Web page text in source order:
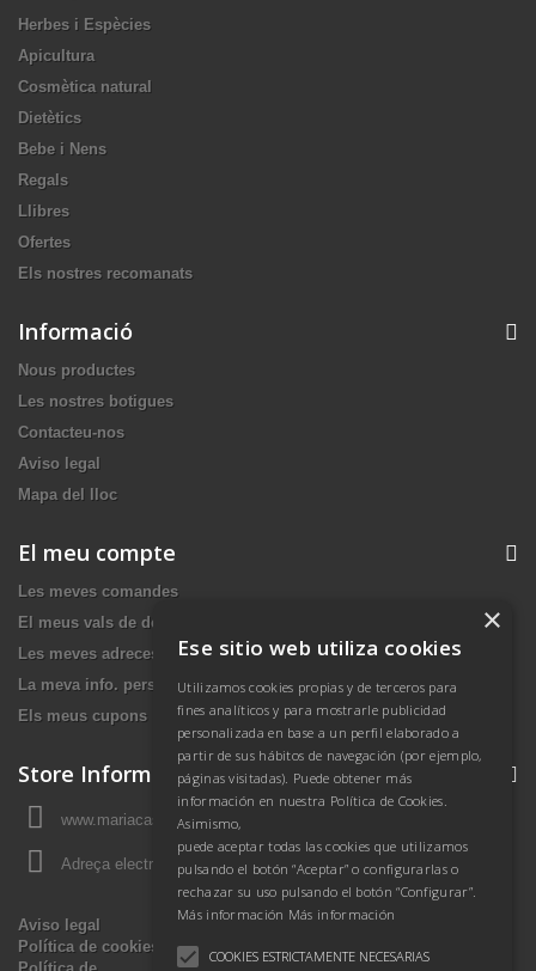
Herbes i Espècies
Apicultura
Cosmètica natural
Dietètics
Bebe i Nens
Regals
Llibres
Ofertes
Els nostres recomanats
Informació
Nous productes
Les nostres botigues
Contacteu-nos
Aviso legal
Mapa del lloc
El meu compte
Les meves comandes
El meus vals de devolució
Les meves adreces
La meva info. personal
Els meus cupons
Store Information
www.mariacasasbiologa.es, España Peninsular
Adreça electrònica:botiga@mariacasasbiologa.es
Aviso legal
Política de cookies
×
Ese sitio web utiliza cookies
Utilizamos cookies propias y de terceros para
fines analíticos y para mostrarle publicidad
personalizada en base a un perfil elaborado a
partir de sus hábitos de navegación (por ejemplo,
páginas visitadas). Puede obtener más
información en nuestra Política de Cookies.
Asimismo,
puede aceptar todas las cookies que utilizamos
pulsando el botón “Aceptar” o configurarlas o
rechazar su uso pulsando el botón “Configurar”.
Más información Más información
COOKIES ESTRICTAMENTE NECESARIAS